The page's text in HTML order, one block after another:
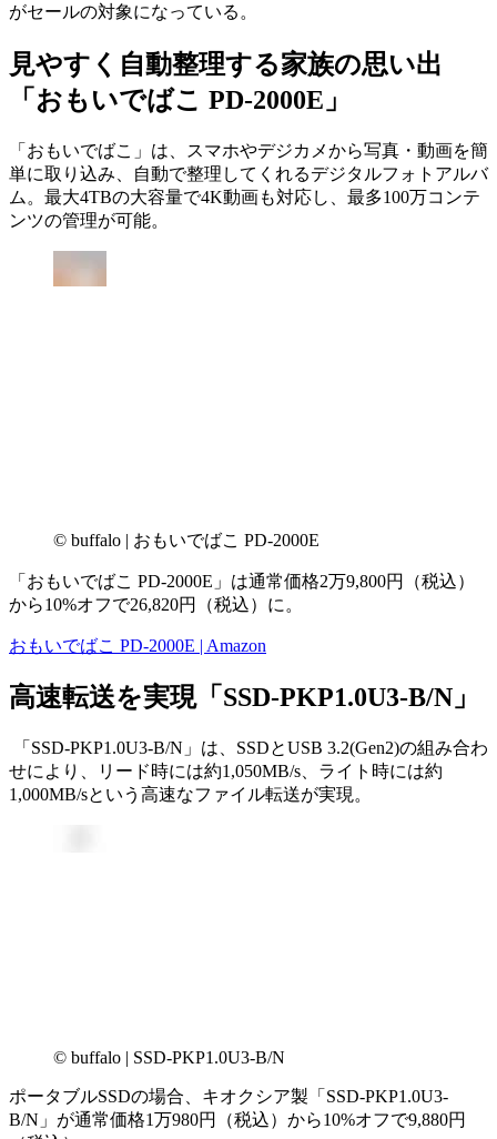
がセールの対象になっている。
見やすく自動整理する家族の思い出
「おもいでばこ PD-2000E」
「おもいでばこ」は、スマホやデジカメから写真・動画を簡
単に取り込み、自動で整理してくれるデジタルフォトアルバ
ム。最大4TBの大容量で4K動画も対応し、最多100万コンテ
ンツの管理が可能。
© buffalo | おもいでばこ PD-2000E
「おもいでばこ PD-2000E」は通常価格2万9,800円（税込）
から10%オフで26,820円（税込）に。
おもいでばこ PD-2000E | Amazon
高速転送を実現「SSD-PKP1.0U3-B/N」
「SSD-PKP1.0U3-B/N」は、SSDとUSB 3.2(Gen2)の組み合わ
せにより、リード時には約1,050MB/s、ライト時には約
1,000MB/sという高速なファイル転送が実現。
© buffalo | SSD-PKP1.0U3-B/N
ポータブルSSDの場合、キオクシア製「SSD-PKP1.0U3-
B/N」が通常価格1万980円（税込）から10%オフで9,880円